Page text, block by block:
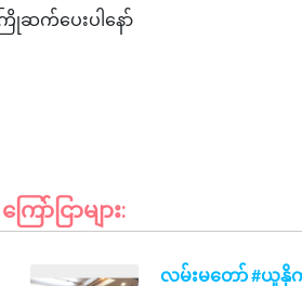
ဆက်ပေးပါနော်
ငြာများ:
လမ်းမတော် #ယူ